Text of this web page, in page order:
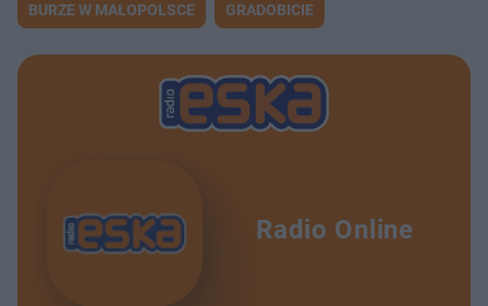
BURZE W MAŁOPOLSCE GRADOBICIE
Radio Online